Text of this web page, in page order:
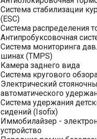
Система стабилизации
(ESC)
Система распределения
Антипробуксовочная
Система мониторинга
шинах (TMPS)
Камера заднего вида
Система кругового
Электрический
автоматического
Система удержания
сидений (Isofix)
Иммобилайзер -
устройство